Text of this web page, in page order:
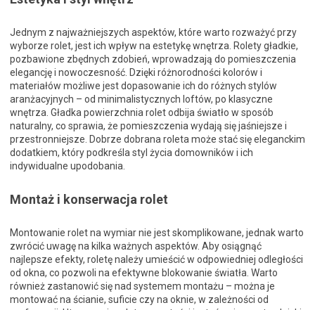
Jednym z najważniejszych aspektów, które warto rozważyć przy
wyborze rolet, jest ich wpływ na estetykę wnętrza. Rolety gładkie,
pozbawione zbędnych zdobień, wprowadzają do pomieszczenia
elegancję i nowoczesność. Dzięki różnorodności kolorów i
materiałów możliwe jest dopasowanie ich do różnych stylów
aranżacyjnych – od minimalistycznych loftów, po klasyczne
wnętrza. Gładka powierzchnia rolet odbija światło w sposób
naturalny, co sprawia, że pomieszczenia wydają się jaśniejsze i
przestronniejsze. Dobrze dobrana roleta może stać się eleganckim
dodatkiem, który podkreśla styl życia domowników i ich
indywidualne upodobania.
Montaż i konserwacja rolet
Montowanie rolet na wymiar nie jest skomplikowane, jednak warto
zwrócić uwagę na kilka ważnych aspektów. Aby osiągnąć
najlepsze efekty, roletę należy umieścić w odpowiedniej odległości
od okna, co pozwoli na efektywne blokowanie światła. Warto
również zastanowić się nad systemem montażu – można je
montować na ścianie, suficie czy na oknie, w zależności od